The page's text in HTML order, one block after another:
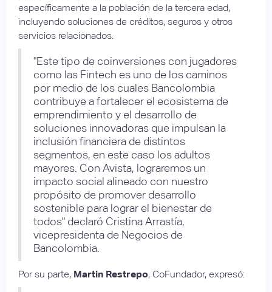
específicamente a la población de la tercera edad,
incluyendo soluciones de créditos, seguros y otros
servicios relacionados.
"Este tipo de coinversiones con jugadores
como las Fintech es uno de los caminos
por medio de los cuales Bancolombia
contribuye a fortalecer el ecosistema de
emprendimiento y el desarrollo de
soluciones innovadoras que impulsan la
inclusión financiera de distintos
segmentos, en este caso los adultos
mayores. Con Avista, lograremos un
impacto social alineado con nuestro
propósito de promover desarrollo
sostenible para lograr el bienestar de
todos" declaró Cristina Arrastía,
vicepresidenta de Negocios de
Bancolombia.
Por su parte, Martin Restrepo, CoFundador, expresó: